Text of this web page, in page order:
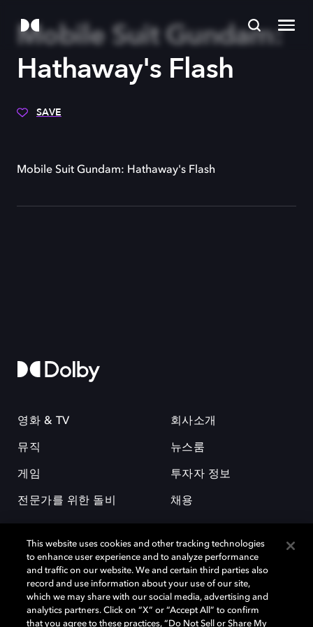
Mobile Suit Gundam:
Hathaway's Flash
SAVE
Mobile Suit Gundam: Hathaway's Flash
영화 & TV
뮤직
게임
전문가를 위한 돌비
회사소개
뉴스룸
투자자 정보
채용
돌비(Dolby)와 double-D 심볼은 미국 및 기타 국가 돌비래버러토리스
(Dolby Laboratories, Inc.)의 등록 및 미등록 상표이다. 그 밖에 다른 자료에
This website uses cookies and other tracking technologies
to enhance user experience and to analyze performance
and traffic on our website. We and certain third parties also
record and use information about your use of our site,
which we may share with our social media, advertising and
analytics partners. Click on “X” or “Accept All” to confirm
that you agree to these practices, “Do Not Sell or Share My